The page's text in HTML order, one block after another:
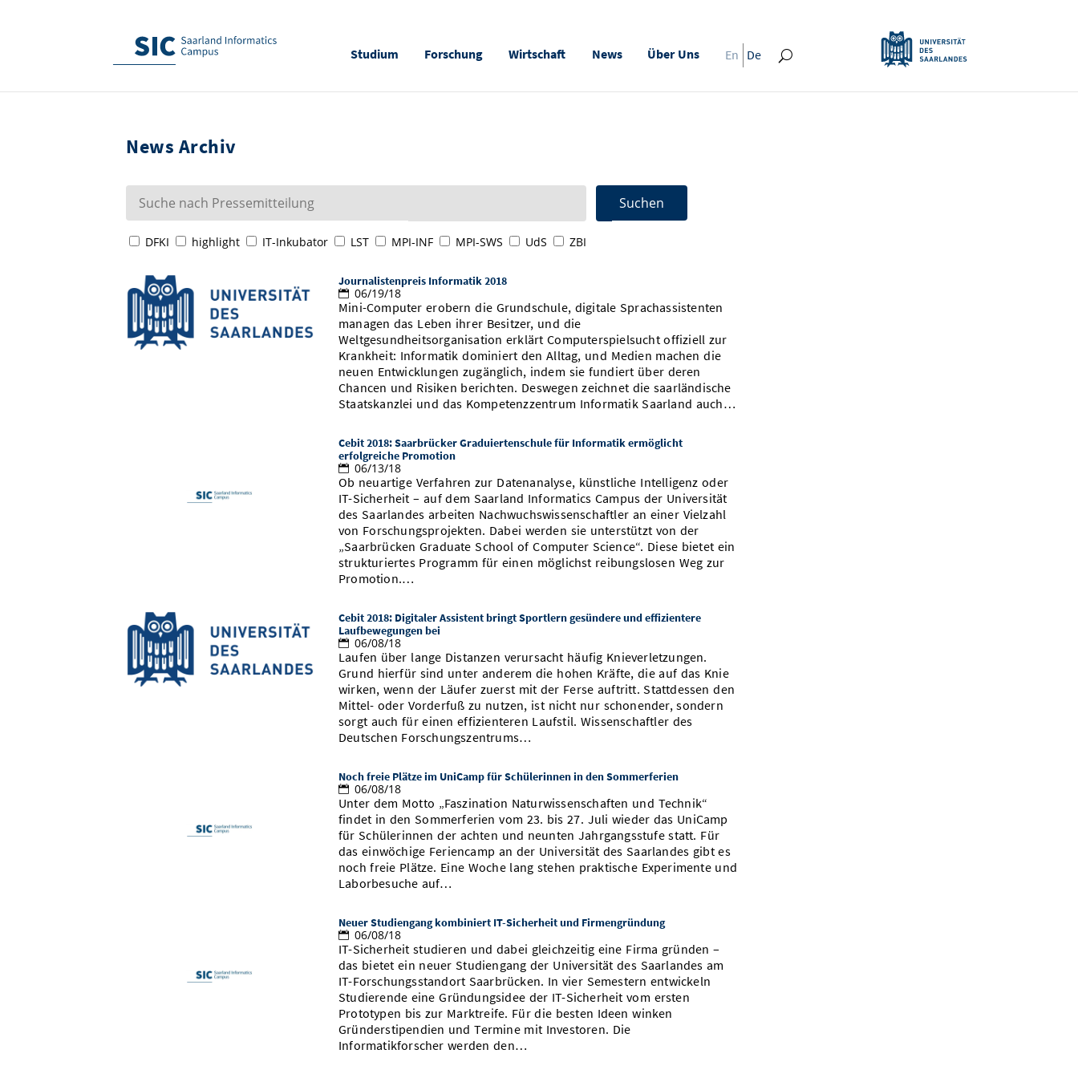
Studium Forschung Wirtschaft News Über Uns En De
News Archiv
DFKI highlight IT-Inkubator LST MPI-INF MPI-SWS UdS ZBI
Journalistenpreis Informatik 2018
06/19/18
Mini-Computer erobern die Grundschule, digitale Sprachassistenten
managen das Leben ihrer Besitzer, und die
Weltgesundheitsorganisation erklärt Computerspielsucht offiziell zur
Krankheit: Informatik dominiert den Alltag, und Medien machen die
neuen Entwicklungen zugänglich, indem sie fundiert über deren
Chancen und Risiken berichten. Deswegen zeichnet die saarländische
Staatskanzlei und das Kompetenzzentrum Informatik Saarland auch…
Cebit 2018: Saarbrücker Graduiertenschule für Informatik ermöglicht
erfolgreiche Promotion
06/13/18
Ob neuartige Verfahren zur Datenanalyse, künstliche Intelligenz oder
IT-Sicherheit – auf dem Saarland Informatics Campus der Universität
des Saarlandes arbeiten Nachwuchswissenschaftler an einer Vielzahl
von Forschungsprojekten. Dabei werden sie unterstützt von der
„Saarbrücken Graduate School of Computer Science“. Diese bietet ein
strukturiertes Programm für einen möglichst reibungslosen Weg zur
Promotion.…
Cebit 2018: Digitaler Assistent bringt Sportlern gesündere und effizientere
Laufbewegungen bei
06/08/18
Laufen über lange Distanzen verursacht häufig Knieverletzungen.
Grund hierfür sind unter anderem die hohen Kräfte, die auf das Knie
wirken, wenn der Läufer zuerst mit der Ferse auftritt. Stattdessen den
Mittel- oder Vorderfuß zu nutzen, ist nicht nur schonender, sondern
sorgt auch für einen effizienteren Laufstil. Wissenschaftler des
Deutschen Forschungszentrums…
Noch freie Plätze im UniCamp für Schülerinnen in den Sommerferien
06/08/18
Unter dem Motto „Faszination Naturwissenschaften und Technik“
findet in den Sommerferien vom 23. bis 27. Juli wieder das UniCamp
für Schülerinnen der achten und neunten Jahrgangsstufe statt. Für
das einwöchige Feriencamp an der Universität des Saarlandes gibt es
noch freie Plätze. Eine Woche lang stehen praktische Experimente und
Laborbesuche auf…
Neuer Studiengang kombiniert IT-Sicherheit und Firmengründung
06/08/18
IT-Sicherheit studieren und dabei gleichzeitig eine Firma gründen –
das bietet ein neuer Studiengang der Universität des Saarlandes am
IT-Forschungsstandort Saarbrücken. In vier Semestern entwickeln
Studierende eine Gründungsidee der IT-Sicherheit vom ersten
Prototypen bis zur Marktreife. Für die besten Ideen winken
Gründerstipendien und Termine mit Investoren. Die
Informatikforscher werden den…